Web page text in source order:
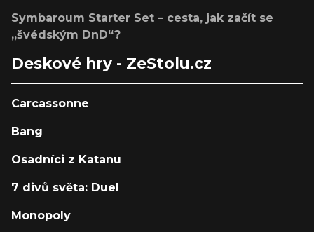
Symbaroum Starter Set – cesta, jak začít se
„švédským DnD“?
Deskové hry - ZeStolu.cz
Carcassonne
Bang
Osadníci z Katanu
7 divů světa: Duel
Monopoly